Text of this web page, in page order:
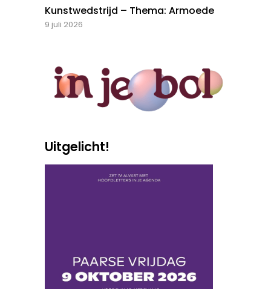
Kunstwedstrijd – Thema: Armoede
9 juli 2026
Uitgelicht!